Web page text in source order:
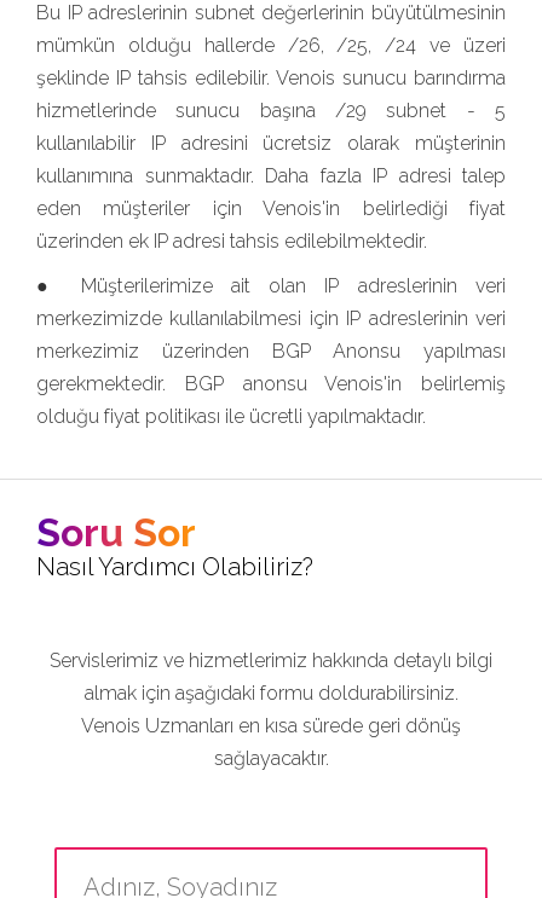
Bu IP adreslerinin subnet değerlerinin büyütülmesinin
mümkün olduğu hallerde /26, /25, /24 ve üzeri
şeklinde IP tahsis edilebilir. Venois sunucu barındırma
hizmetlerinde sunucu başına /29 subnet - 5
kullanılabilir IP adresini ücretsiz olarak müşterinin
kullanımına sunmaktadır. Daha fazla IP adresi talep
eden müşteriler için Venois'in belirlediği fiyat
üzerinden ek IP adresi tahsis edilebilmektedir.
● Müşterilerimize ait olan IP adreslerinin veri
merkezimizde kullanılabilmesi için IP adreslerinin veri
merkezimiz üzerinden BGP Anonsu yapılması
gerekmektedir. BGP anonsu Venois'in belirlemiş
olduğu fiyat politikası ile ücretli yapılmaktadır.
Soru Sor
Nasıl Yardımcı Olabiliriz?
Servislerimiz ve hizmetlerimiz hakkında detaylı bilgi
almak için aşağıdaki formu doldurabilirsiniz.
Venois Uzmanları en kısa sürede geri dönüş
sağlayacaktır.